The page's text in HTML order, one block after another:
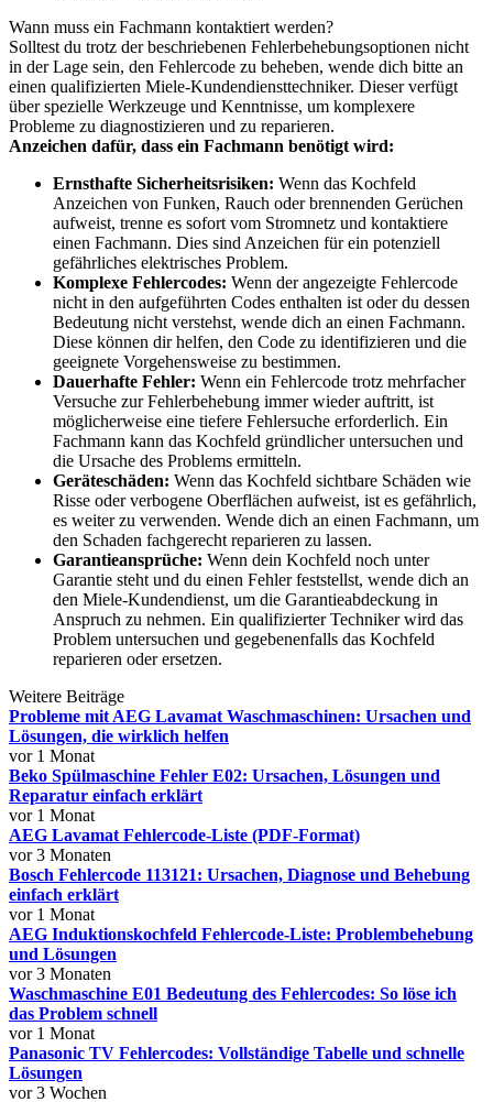
Wann muss ein Fachmann kontaktiert werden?
Solltest du trotz der beschriebenen Fehlerbehebungsoptionen nicht
in der Lage sein, den Fehlercode zu beheben, wende dich bitte an
einen qualifizierten Miele-Kundendiensttechniker. Dieser verfügt
über spezielle Werkzeuge und Kenntnisse, um komplexere
Probleme zu diagnostizieren und zu reparieren.
Anzeichen dafür, dass ein Fachmann benötigt wird:
Ernsthafte Sicherheitsrisiken: Wenn das Kochfeld
Anzeichen von Funken, Rauch oder brennenden Gerüchen
aufweist, trenne es sofort vom Stromnetz und kontaktiere
einen Fachmann. Dies sind Anzeichen für ein potenziell
gefährliches elektrisches Problem.
Komplexe Fehlercodes: Wenn der angezeigte Fehlercode
nicht in den aufgeführten Codes enthalten ist oder du dessen
Bedeutung nicht verstehst, wende dich an einen Fachmann.
Diese können dir helfen, den Code zu identifizieren und die
geeignete Vorgehensweise zu bestimmen.
Dauerhafte Fehler: Wenn ein Fehlercode trotz mehrfacher
Versuche zur Fehlerbehebung immer wieder auftritt, ist
möglicherweise eine tiefere Fehlersuche erforderlich. Ein
Fachmann kann das Kochfeld gründlicher untersuchen und
die Ursache des Problems ermitteln.
Geräteschäden: Wenn das Kochfeld sichtbare Schäden wie
Risse oder verbogene Oberflächen aufweist, ist es gefährlich,
es weiter zu verwenden. Wende dich an einen Fachmann, um
den Schaden fachgerecht reparieren zu lassen.
Garantieansprüche: Wenn dein Kochfeld noch unter
Garantie steht und du einen Fehler feststellst, wende dich an
den Miele-Kundendienst, um die Garantieabdeckung in
Anspruch zu nehmen. Ein qualifizierter Techniker wird das
Problem untersuchen und gegebenenfalls das Kochfeld
reparieren oder ersetzen.
Weitere Beiträge
Probleme mit AEG Lavamat Waschmaschinen: Ursachen und
Lösungen, die wirklich helfen
vor 1 Monat
Beko Spülmaschine Fehler E02: Ursachen, Lösungen und
Reparatur einfach erklärt
vor 1 Monat
AEG Lavamat Fehlercode-Liste (PDF-Format)
vor 3 Monaten
Bosch Fehlercode 113121: Ursachen, Diagnose und Behebung
einfach erklärt
vor 1 Monat
AEG Induktionskochfeld Fehlercode-Liste: Problembehebung
und Lösungen
vor 3 Monaten
Waschmaschine E01 Bedeutung des Fehlercodes: So löse ich
das Problem schnell
vor 1 Monat
Panasonic TV Fehlercodes: Vollständige Tabelle und schnelle
Lösungen
vor 3 Wochen